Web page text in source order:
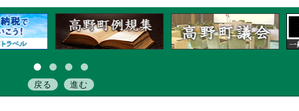
戻る 進む